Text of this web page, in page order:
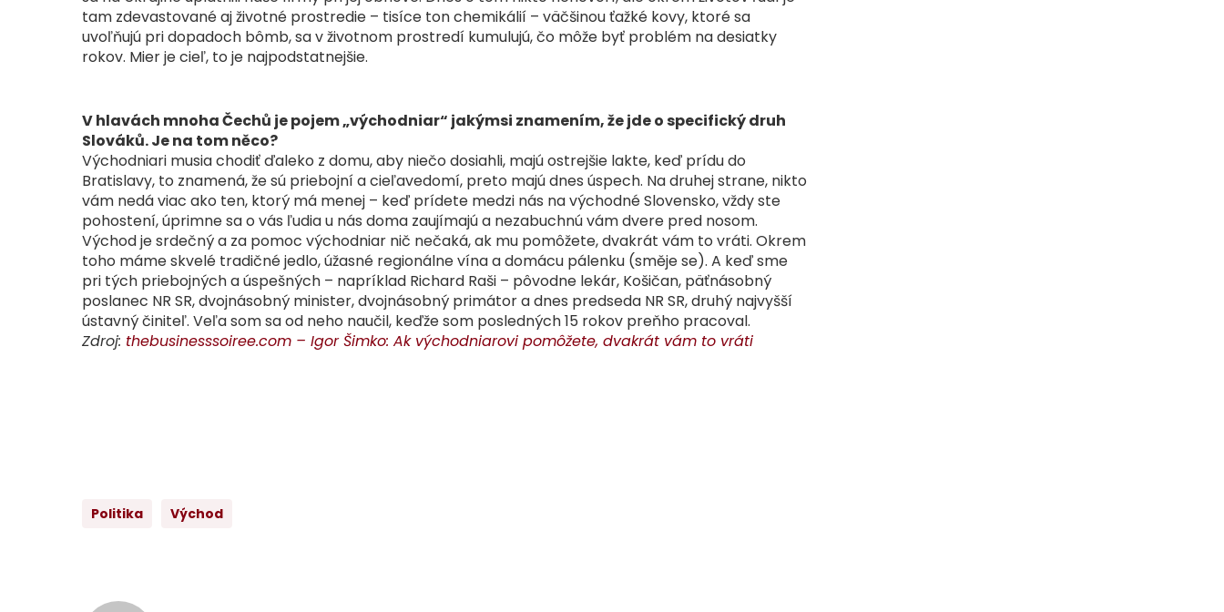
tam zdevastované aj životné prostredie – tisíce ton chemikálií – väčšinou ťažké kovy, ktoré sa
uvoľňujú pri dopadoch bômb, sa v životnom prostredí kumulujú, čo môže byť problém na desiatky
rokov. Mier je cieľ, to je najpodstatnejšie.
V hlavách mnoha Čechů je pojem „východniar“ jakýmsi znamením, že jde o specifický druh
Slováků. Je na tom něco?
Východniari musia chodiť ďaleko z domu, aby niečo dosiahli, majú ostrejšie lakte, keď prídu do
Bratislavy, to znamená, že sú priebojní a cieľavedomí, preto majú dnes úspech. Na druhej strane, nikto
vám nedá viac ako ten, ktorý má menej – keď prídete medzi nás na východné Slovensko, vždy ste
pohostení, úprimne sa o vás ľudia u nás doma zaujímajú a nezabuchnú vám dvere pred nosom.
Východ je srdečný a za pomoc východniar nič nečaká, ak mu pomôžete, dvakrát vám to vráti. Okrem
toho máme skvelé tradičné jedlo, úžasné regionálne vína a domácu pálenku (směje se). A keď sme
pri tých priebojných a úspešných – napríklad Richard Raši – pôvodne lekár, Košičan, päťnásobný
poslanec NR SR, dvojnásobný minister, dvojnásobný primátor a dnes predseda NR SR, druhý najvyšší
ústavný činiteľ. Veľa som sa od neho naučil, keďže som posledných 15 rokov preňho pracoval.
Zdroj: thebusinesssoiree.com –Igor Šimko: Ak východniarovi pomôžete, dvakrát vám to vráti
Politika Východ